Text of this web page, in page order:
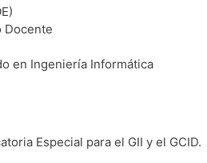
Docente
en Ingeniería Informática
Especial para el GII y el GCID.